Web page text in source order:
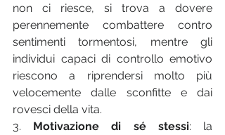
non ci riesce, si trova a dovere
perennemente combattere contro
sentimenti tormentosi, mentre gli
individui capaci di controllo emotivo
riescono a riprendersi molto più
velocemente dalle sconfitte e dai
rovesci della vita.
3. Motivazione di sé stessi: la